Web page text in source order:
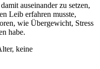
auseinander zu setzen,
Leib erfahren musste,
wie Übergewicht, Stress
habe.
keine